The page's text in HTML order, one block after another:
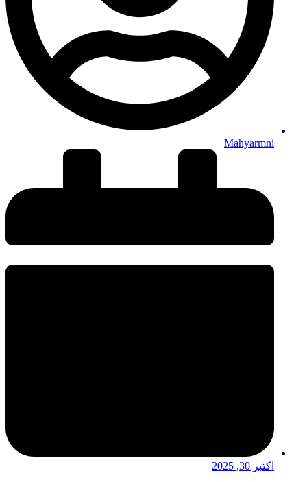
Mahyarmni
اکتبر 30, 2025